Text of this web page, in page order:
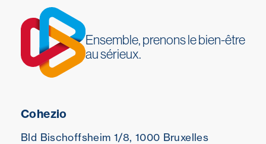
Ensemble, prenons le bien-être
au sérieux.
Cohezio
Bld Bischoffsheim 1/8, 1000 Bruxelles